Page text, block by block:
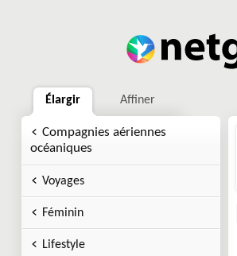
Élargir Affiner
Compagnies aériennes
océaniques
Voyages
Féminin
Lifestyle